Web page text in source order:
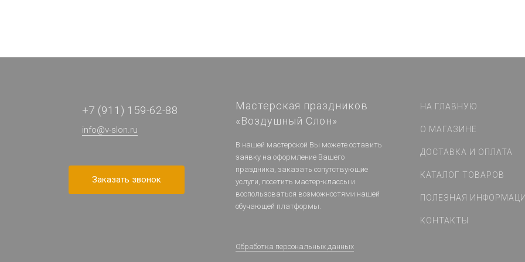
+7 (911) 159-62-88
info@v-slon.ru
Заказать звонок
Мастерская праздников
«Воздушный Слон»
В нашей мастерской Вы можете оставить
заявку на оформление Вашего
праздника, заказать сопутствующие
услуги, посетить мастер-классы и
воспользоваться возможностями нашей
обучающей платформы.
Обработка персональных данных
НА ГЛАВНУЮ
О МАГАЗИНЕ
ДОСТАВКА И ОПЛАТА
КАТАЛОГ ТОВАРОВ
ПОЛЕЗНАЯ
КОНТАКТЫ